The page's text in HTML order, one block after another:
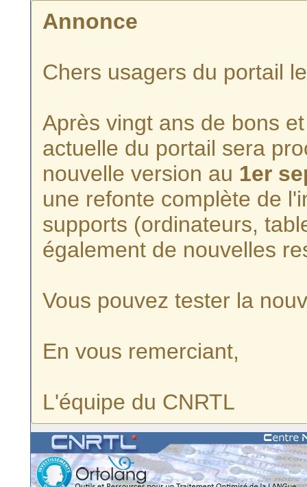
Annonce
Chers usagers du portail
Après vingt ans de bons
actuelle du portail sera
nouvelle version au 1er
une refonte complète de
supports (ordinateurs,
également de nouvelles
Vous pouvez tester la
En vous remerciant,
L'équipe du CNRTL